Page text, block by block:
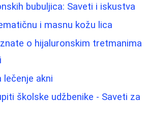
bubuljica: Saveti i iskustva
i masnu kožu lica
o hijaluronskim tretmanima
lečenje akni
školske udžbenike - Saveti za